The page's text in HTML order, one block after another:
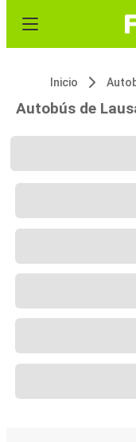
Inicio
Autobús de